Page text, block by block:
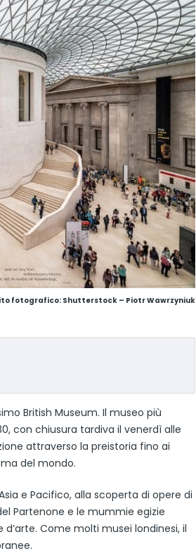
fotografico: Shutterstock – Piotr Wawrzyniuk
British Museum. Il museo più
con chiusura tardiva il venerdì alle
attraverso la preistoria fino ai
del mondo.
e Pacifico, alla scoperta di opere di
Partenone e le mummie egizie
Come molti musei londinesi, il